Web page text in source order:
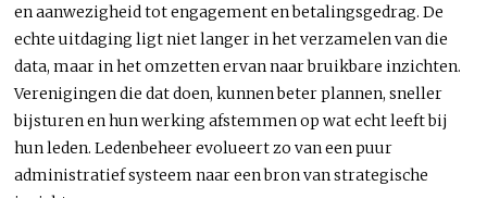
en aanwezigheid tot engagement en betalingsgedrag. De
echte uitdaging ligt niet langer in het verzamelen van die
data, maar in het omzetten ervan naar bruikbare inzichten.
Verenigingen die dat doen, kunnen beter plannen, sneller
bijsturen en hun werking afstemmen op wat echt leeft bij
hun leden. Ledenbeheer evolueert zo van een puur
administratief systeem naar een bron van strategische